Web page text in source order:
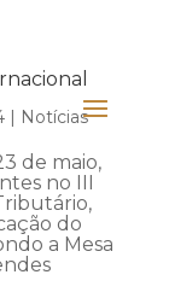
| Notícias
de maio,
no III
do
a Mesa